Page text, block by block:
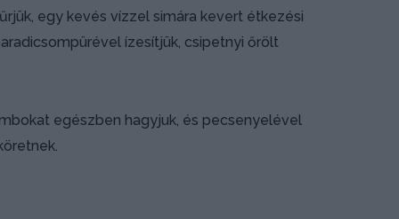
egy kevés vízzel simára kevert étkezési
ízesítjük, csipetnyi őrölt
egészben hagyjuk, és pecsenyelével